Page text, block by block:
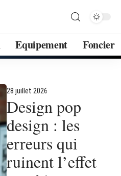
Equipement Foncier
28 juillet 2026
Design pop
design : les
erreurs qui
ruinent l’effet